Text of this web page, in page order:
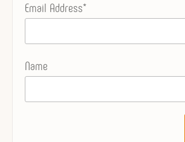
Email Address*
Name